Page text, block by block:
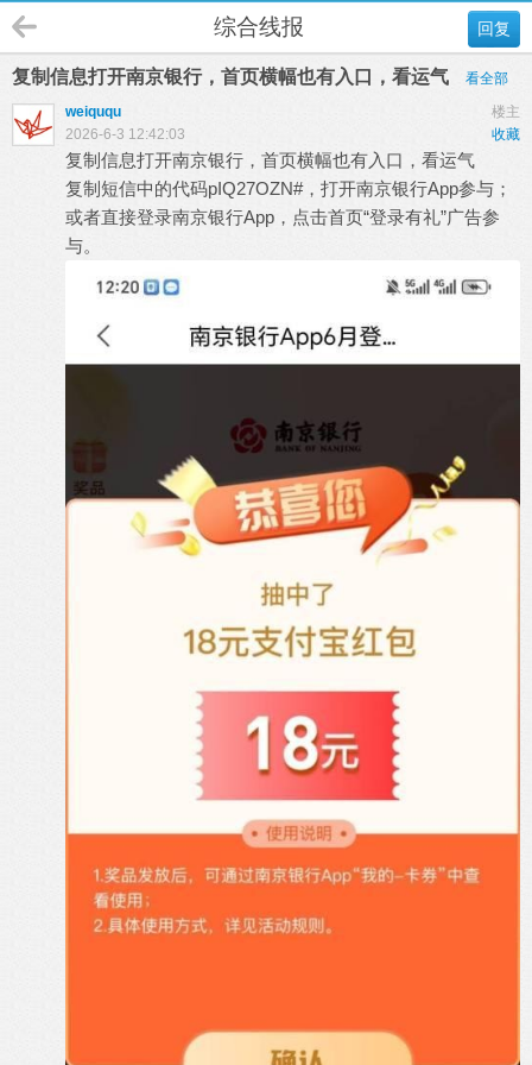
回复
综合线报
复制信息打开南京银行，首页横幅也有入口，看运气
看全部
楼主
weiququ
收藏
2026-6-3 12:42:03
复制信息打开南京银行，首页横幅也有入口，看运气
复制短信中的代码pIQ27OZN#，打开南京银行App参与；
或者直接登录南京银行App，点击首页“登录有礼”广告参
与。